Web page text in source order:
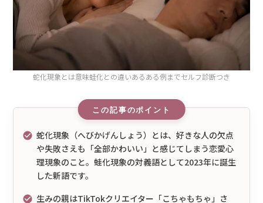
蛇化現象とは意味蛙化との違いあるある例までセルフ診断つき
蛇化現象（へびかげんしょう）とは、好きな人の欠点
や失敗さえも「全部かわいい」と感じてしまう恋愛心
理現象のこと。蛙化現象の対義語として2023年に誕生
した新語です。
生みの親はTikTokクリエイター「こちゃもちゃ」さ